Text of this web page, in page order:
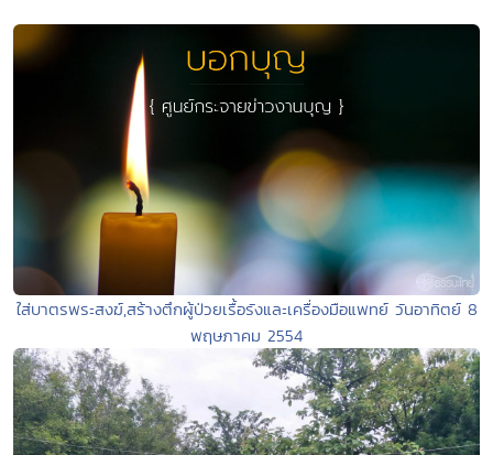
ใส่บาตรพระสงฆ์,สร้างตึกผู้ป่วยเรื้อรังและเครื่องมือแพทย์ วันอาทิตย์ 8
พฤษภาคม 2554